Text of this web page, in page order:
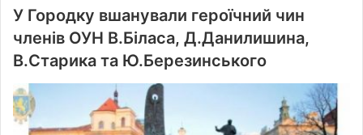
У Городку вшанували героїчний чин
членів ОУН В.Біласа, Д.Данилишина,
В.Старика та Ю.Березинського